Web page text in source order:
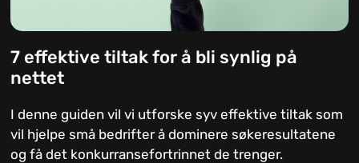
7 effektive tiltak for å bli synlig på
nettet
I denne guiden vil vi utforske syv effektive tiltak som
vil hjelpe små bedrifter å dominere søkeresultatene
og få det konkurransefortrinnet de trenger.